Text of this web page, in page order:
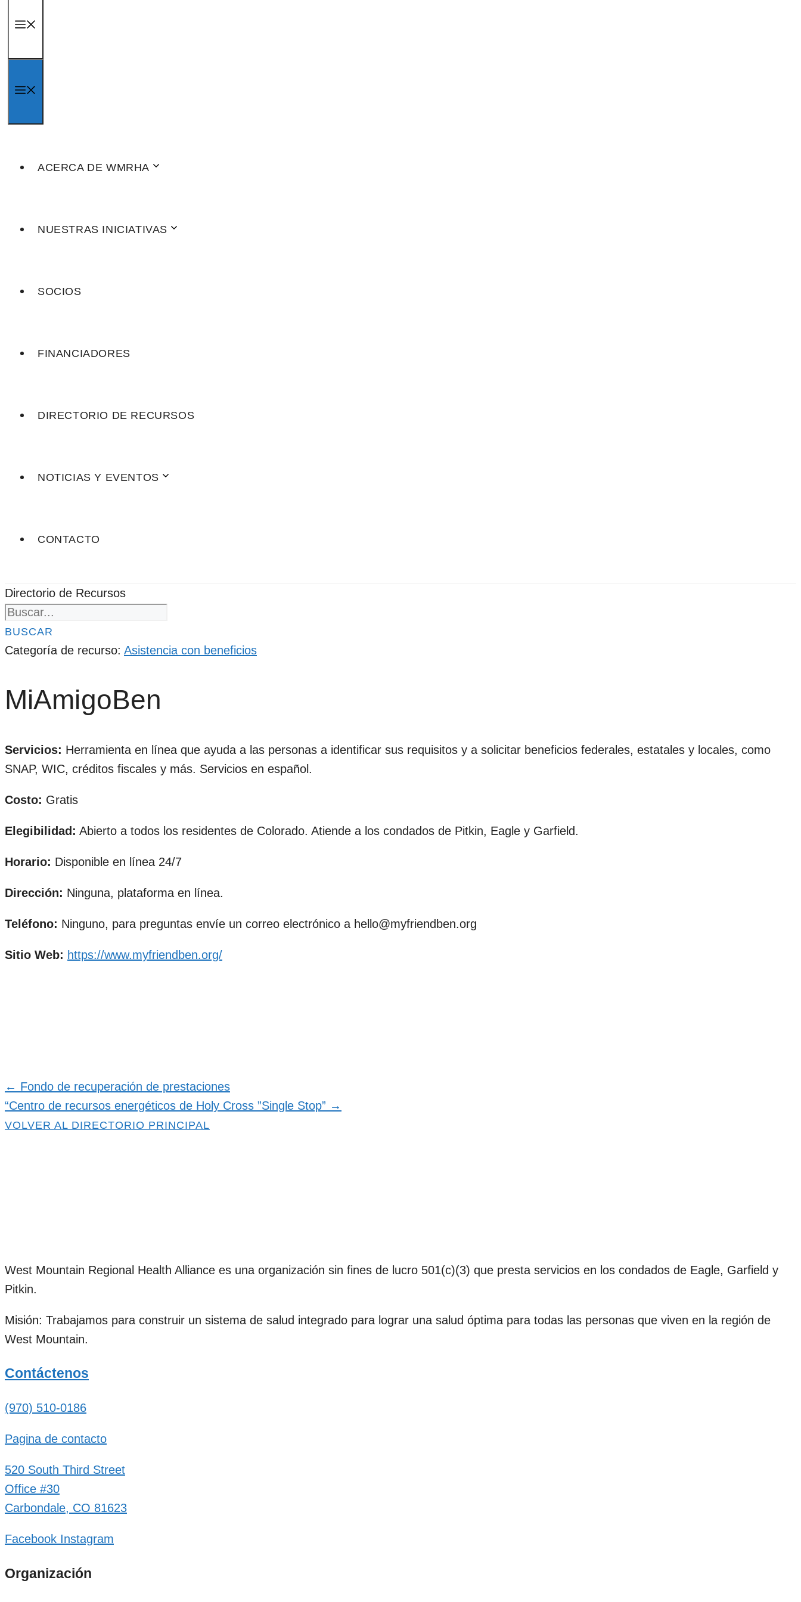
ACERCA DE WMRHA
NUESTRAS INICIATIVAS
SOCIOS
FINANCIADORES
DIRECTORIO DE RECURSOS
NOTICIAS Y EVENTOS
CONTACTO
Directorio de Recursos
BUSCAR
Categoría de recurso: Asistencia con beneficios
MiAmigoBen
Servicios: Herramienta en línea que ayuda a las personas a identificar sus requisitos y a solicitar beneficios federales, estatales y locales, como
SNAP, WIC, créditos fiscales y más. Servicios en español.
Costo: Gratis
Elegibilidad: Abierto a todos los residentes de Colorado. Atiende a los condados de Pitkin, Eagle y Garfield.
Horario: Disponible en línea 24/7
Dirección: Ninguna, plataforma en línea.
Teléfono: Ninguno, para preguntas envíe un correo electrónico a hello@myfriendben.org
Sitio Web: https://www.myfriendben.org/
Navegación
de
← Fondo de recuperación de prestaciones
“Centro de recursos energéticos de Holy Cross ”Single Stop” →
VOLVER AL DIRECTORIO PRINCIPAL
West Mountain Regional Health Alliance es una organización sin fines de lucro 501(c)(3) que presta servicios en los condados de Eagle, Garfield y
Pitkin.
Misión: Trabajamos para construir un sistema de salud integrado para lograr una salud óptima para todas las personas que viven en la región de
West Mountain.
Contáctenos
(970) 510-0186
Pagina de contacto
520 South Third Street
Office #30
Carbondale, CO 81623
Facebook Instagram
Organización